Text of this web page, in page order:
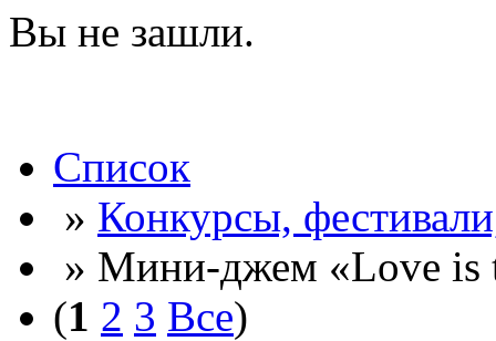
Вы не зашли.
Список
» Конкурсы,
» Мини-джем «Love is
(1 2 3 Все)